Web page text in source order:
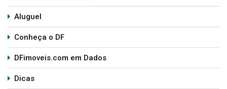
Aluguel
Conheça o DF
DFimoveis.com em Dados
Dicas